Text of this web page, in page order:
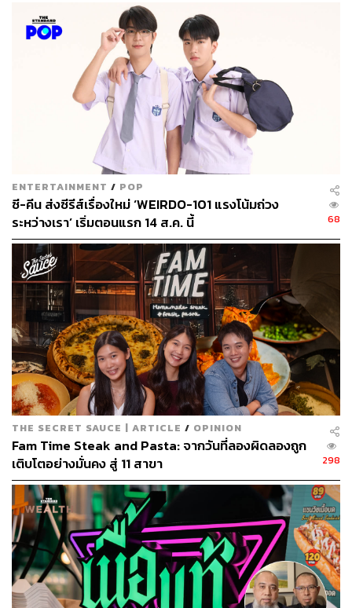
ด้วยความที่ใช้ชีวิตแถวนี้ตั้งแต่สมัยเรียนอยู่ จุฬาฯ จูเนียร์เดิน
ผ่านร้านนี้ประจำแต่ไม่เคยแวะเข้าไปกินสักที จนกระทั่ง…
“ความอินต้มเลือดหมูมันเกิดจากตอนที่เคยได้ดูคลิปของพี่มา
วิน ฟินเฟ่อร์ (MAWIN FINFERRR) ครับ เขากินได้อร่อยมา
กกกก แล้วพอเห็นเขาปรุงน้ำจิ้มอ่ะ มันดูแซบมาก คือผมเป็น
คนติดน้ำจิ้มไงครับ ชอบปรุงน้ำจิ้มเป็นสูตรของตัวเอง มันจะมี
รสที่เราชอบ ทำให้กินอะไรก็อร่อย ตอนเห็นเขาเอาเซี่ยงจี๊ไป
จิ้มน้ำจิ้มแล้วมากินกับข้าวร้อน ๆ นะ เห้ย! มันใช่อ่ะ อยากลอง
กินบ้างเลย”
หลังจากดูคลิปนั้นจบเขาก็รีบเสิร์ชทันทีว่าละแวก
บ้านมีร้านต้มเลือดหมูที่ไหนบ้าง แล้วโชคชะตาก็พามาเจอ
ร้านเจ้ยุ ของดีใกล้ตัวที่ไม่เคยรู้มาก่อน จากร้านที่เคยเดินผ่าน
ก็กลายมาเป็นร้านโปรดที่ต้องหยุดแวะเสมอ
ENTERTAINMENT / POP
ซี-คีน ส่งซีรีส์เรื่องใหม่ ‘WEIRDO-101 แรงโน้มถ่วง
ระหว่างเรา’ เริ่มตอนแรก 14 ส.ค. นี้
68
THE SECRET SAUCE | ARTICLE / OPINION
Fam Time Steak and Pasta: จากวันที่ลองผิดลองถูก
เติบโตอย่างมั่นคง สู่ 11 สาขา
298